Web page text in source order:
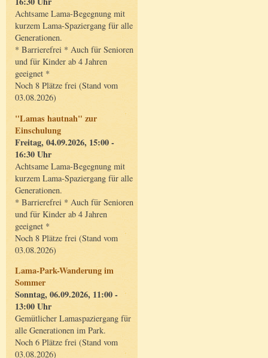
Achtsame Lama-Begegnung mit
kurzem Lama-Spaziergang für alle
Generationen.
* Barrierefrei * Auch für Senioren
und für Kinder ab 4 Jahren
geeignet *
Noch 8 Plätze frei (Stand vom
03.08.2026)
"Lamas hautnah" zur
Einschulung
Freitag, 04.09.2026, 15:00 -
16:30 Uhr
Achtsame Lama-Begegnung mit
kurzem Lama-Spaziergang für alle
Generationen.
* Barrierefrei * Auch für Senioren
und für Kinder ab 4 Jahren
geeignet *
Noch 8 Plätze frei (Stand vom
03.08.2026)
Lama-Park-Wanderung im
Sommer
Sonntag, 06.09.2026, 11:00 -
13:00 Uhr
Gemütlicher Lamaspaziergang für
alle Generationen im Park.
Noch 6 Plätze frei (Stand vom
03.08.2026)